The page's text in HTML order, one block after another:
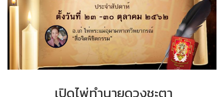
เปิดไพ่ทำนายดวงชะตา